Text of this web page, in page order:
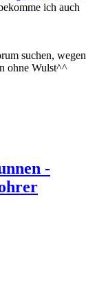
ich auch
suchen, wegen
ohne Wulst^^
-